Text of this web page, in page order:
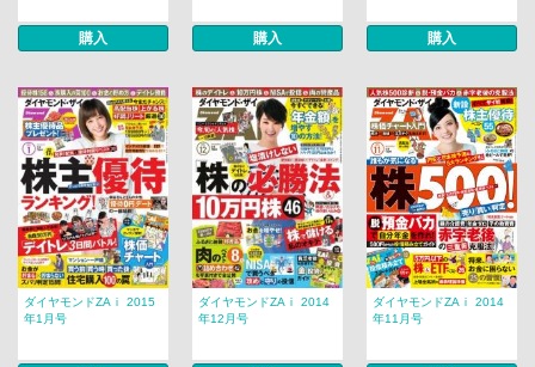
購入 購入 購入
ダイヤモンドZAｉ 2015
年1月号
ダイヤモンドZAｉ 2014
年12月号
ダイヤモンドZAｉ 2014
年11月号